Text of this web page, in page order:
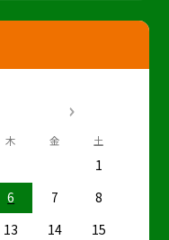
木 金 土
1
6 7
8
13 14
15